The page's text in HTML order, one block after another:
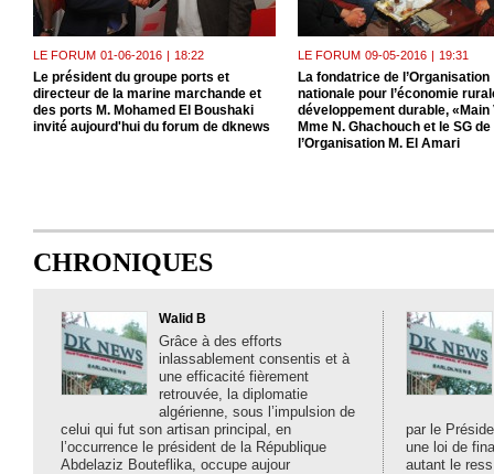
LE FORUM 01-06-2016 | 18:22
Le président du groupe ports et
directeur de la marine marchande et
des ports M. Mohamed El Boushaki
invité aujourd'hui du forum de dknews
LE FORUM 09-05-2016 | 19:31
La fondatrice de l’Organisation
nationale pour l’économie
développement durable, «Main
Mme N. Ghachouch et le SG de
l’Organisation M. El Amari
CHRONIQUES
Walid B
Grâce à des efforts
inlassablement consentis et à
une efficacité fièrement
retrouvée, la diplomatie
algérienne, sous l’impulsion de
celui qui fut son artisan principal, en
l’occurrence le président de la République
Abdelaziz Bouteflika, occupe aujour
par le
une loi de
autant le ress